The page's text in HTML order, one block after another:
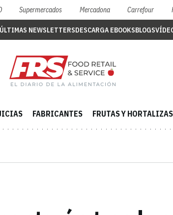
Supermercados Mercadona Carrefour
ÚLTIMAS NEWSLETTERSDESCARGA EBOOKSBLOGS
FABRICANTES FRUTAS Y HORTALIZAS